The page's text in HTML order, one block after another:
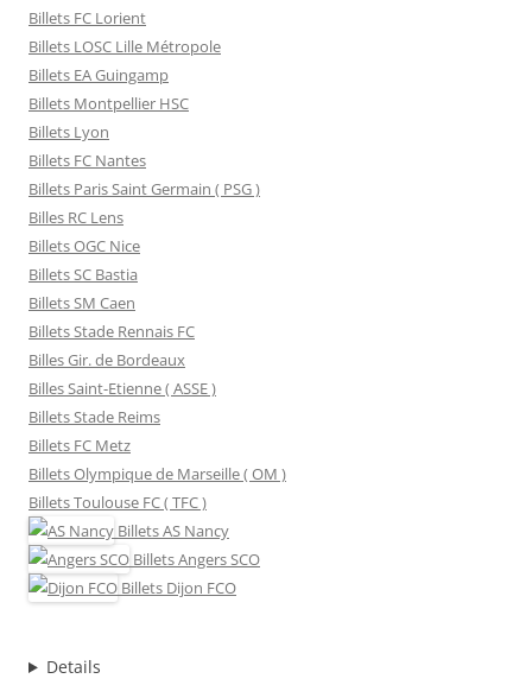
Billets FC Lorient
Billets LOSC Lille Métropole
Billets EA Guingamp
Billets Montpellier HSC
Billets Lyon
Billets FC Nantes
Billets Paris Saint Germain ( PSG )
Billes RC Lens
Billets OGC Nice
Billets SC Bastia
Billets SM Caen
Billets Stade Rennais FC
Billes Gir. de Bordeaux
Billes Saint-Etienne ( ASSE )
Billets Stade Reims
Billets FC Metz
Billets Olympique de Marseille ( OM )
Billets Toulouse FC ( TFC )
BilletsAS Nancy
BilletsAngers SCO
Billets Dijon FCO
Details